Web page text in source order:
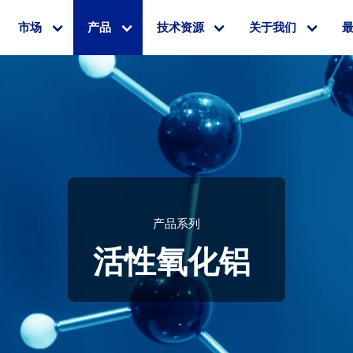
市场 产品 技术资源 关于我们
产品系列
活性氧化铝